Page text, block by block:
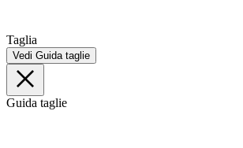
Taglia
Vedi Guida taglie
Guida taglie